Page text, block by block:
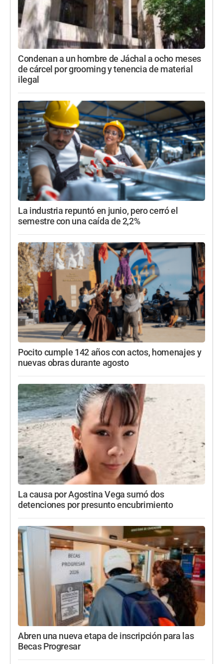
Condenan a un hombre de Jáchal a ocho meses
de cárcel por grooming y tenencia de material
ilegal
La industria repuntó en junio, pero cerró el
semestre con una caída de 2,2%
Pocito cumple 142 años con actos, homenajes y
nuevas obras durante agosto
La causa por Agostina Vega sumó dos
detenciones por presunto encubrimiento
Abren una nueva etapa de inscripción para las
Becas Progresar